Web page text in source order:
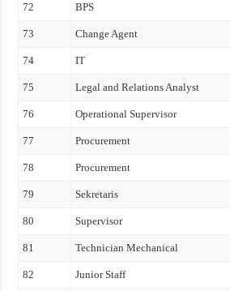
72 BPS
73 Change Agent
74 IT
75 Legal and Relations Analyst
76 Operational Supervisor
77 Procurement
78 Procurement
79 Sekretaris
80 Supervisor
81 Technician Mechanical
82 Junior Staff